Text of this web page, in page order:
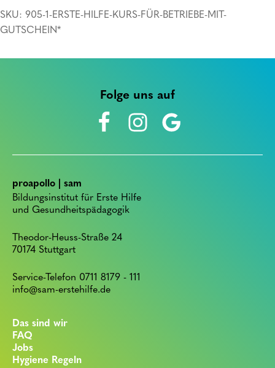
Betriebe
mit
SKU: 905-1-ERSTE-HILFE-KURS-FÜR-BETRIEBE-MIT-
GUTSCHEIN*
Folge uns auf
proapollo | sam
Bildungsinstitut für Erste Hilfe
und Gesundheitspädagogik
Theodor-Heuss-Straße 24
70174 Stuttgart
Service-Telefon 0711 8179 - 111
info@sam-erstehilfe.de
Das sind wir
FAQ
Jobs
Hygiene Regeln